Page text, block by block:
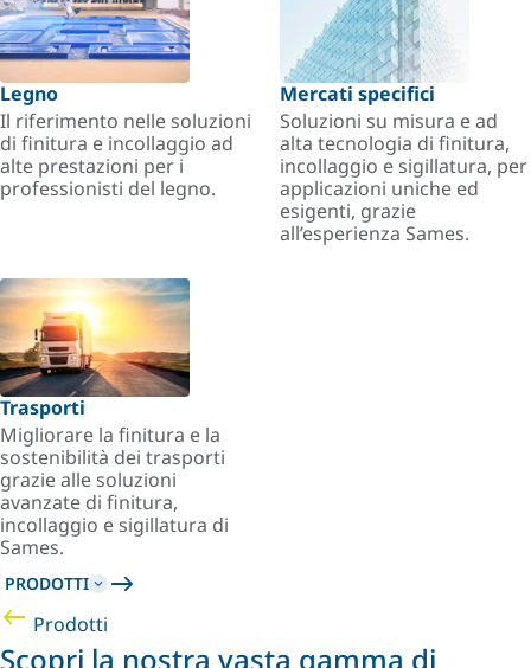
Legno
Il riferimento nelle soluzioni
di finitura e incollaggio ad
alte prestazioni per i
professionisti del legno.
Mercati specifici
Soluzioni su misura e ad
alta tecnologia di finitura,
incollaggio e sigillatura, per
applicazioni uniche ed
esigenti, grazie
all’esperienza Sames.
Trasporti
Migliorare la finitura e la
sostenibilità dei trasporti
grazie alle soluzioni
avanzate di finitura,
incollaggio e sigillatura di
Sames.
PRODOTTI
Prodotti
Scopri la nostra vasta gamma di